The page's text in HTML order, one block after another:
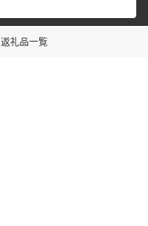
返礼品一覧